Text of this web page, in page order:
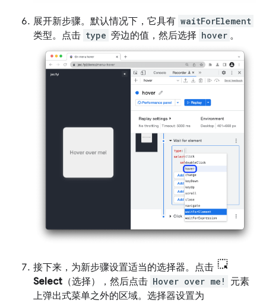
展开新步骤。默认情况下，它具有 waitForElement
类型。点击 type 旁边的值，然后选择 hover 。
接下来，为新步骤设置适当的选择器。点击
Select （选择），然后点击 Hover over me!
元素
上弹出式菜单之外的区域。选择器设置为